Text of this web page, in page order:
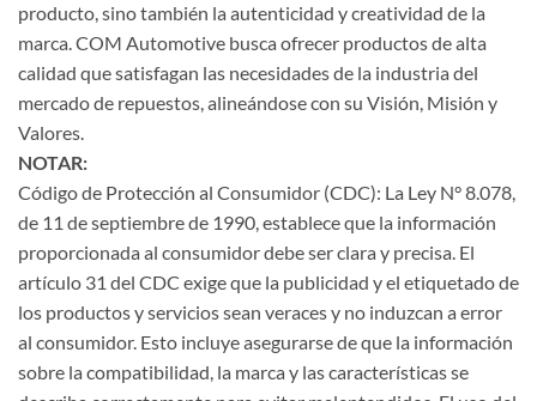
producto, sino también la autenticidad y creatividad de la
marca. COM Automotive busca ofrecer productos de alta
calidad que satisfagan las necesidades de la industria del
mercado de repuestos, alineándose con su Visión, Misión y
Valores.
NOTAR:
Código de Protección al Consumidor (CDC): La Ley N° 8.078,
de 11 de septiembre de 1990, establece que la información
proporcionada al consumidor debe ser clara y precisa. El
artículo 31 del CDC exige que la publicidad y el etiquetado de
los productos y servicios sean veraces y no induzcan a error
al consumidor. Esto incluye asegurarse de que la información
sobre la compatibilidad, la marca y las características se